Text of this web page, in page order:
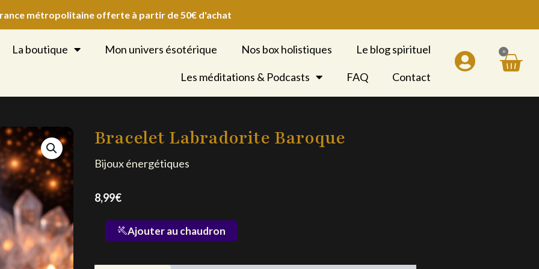
métropolitaine offerte à partir de 50€ d'achat
La boutique Mon univers ésotérique Nos box holistiques Le blog spirituel
Les méditations & Podcasts FAQ Contact
0
Bracelet Labradorite Baroque
Bijoux énergétiques
8,99€
quantité Ajouter au chaudron